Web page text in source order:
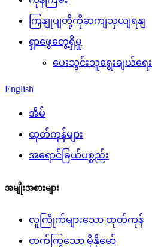
ကြှနျုပျတို့ကိုဆကျသှယျရနျ
ရှာဖွေတွေ့ရှိမှု
ပေးသွင်းသူရွေးချယ်ရ
English
အိမ်
ထုတ်ကုန်များ
အရောင်ခြယ်ပစ္စည်း
အမျိုးအစားများ
လူကြိုက်များသော ထုတ်ကုန်
တက်ကြွသော မိုနိုမော်